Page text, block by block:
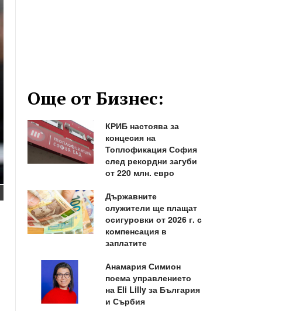
Още от Бизнес:
КРИБ настоява за
концесия на
Топлофикация София
след рекордни загуби
от 220 млн. евро
Държавните
служители ще плащат
осигуровки от 2026 г. с
компенсация в
заплатите
Анамария Симион
поема управлението
на Eli Lilly за България
и Сърбия